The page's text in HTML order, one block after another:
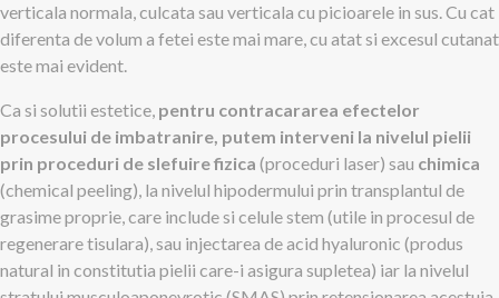
verticala normala, culcata sau verticala cu picioarele in sus. Cu cat
diferenta de volum a fetei este mai mare, cu atat si excesul cutanat
este mai evident.
Ca si solutii estetice, pentru contracararea efectelor
procesului de imbatranire, putem interveni la nivelul pielii
prin proceduri de slefuire fizica (proceduri laser) sau chimica
(chemical peeling), la nivelul hipodermului prin transplantul de
grasime proprie, care include si celule stem (utile in procesul de
regenerare tisulara), sau injectarea de acid hyaluronic (produs
natural in constitutia pielii care-i asigura supletea) iar la nivelul